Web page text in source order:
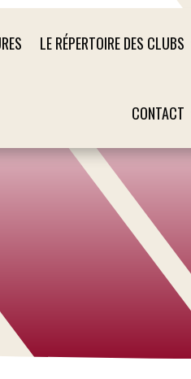
LE RÉPERTOIRE DES CLUBS
CONTACT